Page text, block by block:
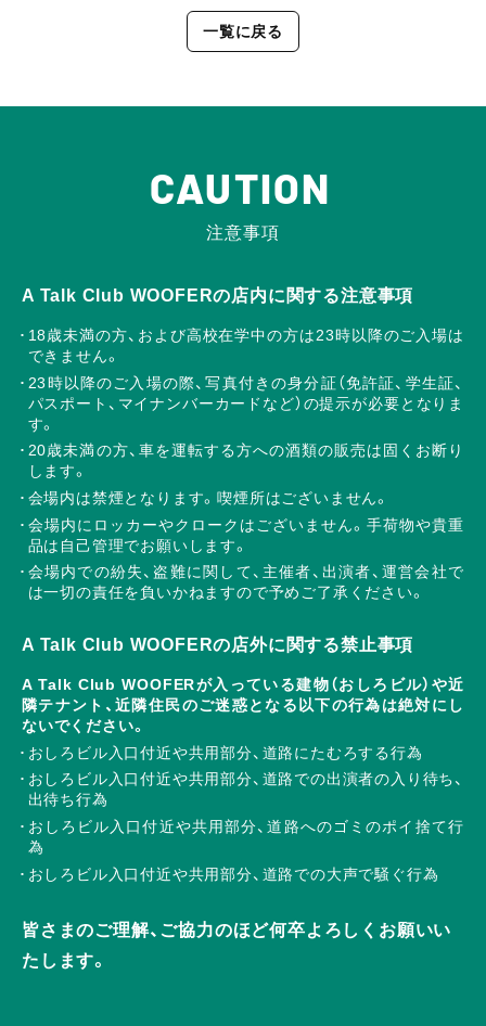
一覧に戻る
CAUTION
注意事項
A Talk Club WOOFERの店内に関する注意事項
18歳未満の方、および高校在学中の方は23時以降のご入場は
できません。
23時以降のご入場の際、写真付きの身分証（免許証、学生証、
パスポート、マイナンバーカードなど）の提示が必要となりま
す。
20歳未満の方、車を運転する方への酒類の販売は固くお断り
します。
会場内は禁煙となります。喫煙所はございません。
会場内にロッカーやクロークはございません。手荷物や貴重
品は自己管理でお願いします。
会場内での紛失、盗難に関して、主催者、出演者、運営会社で
は一切の責任を負いかねますので予めご了承ください。
A Talk Club WOOFERの店外に関する禁止事項
A Talk Club WOOFERが入っている建物（おしろビル）や近
隣テナント、近隣住民のご迷惑となる以下の行為は絶対にし
ないでください。
おしろビル入口付近や共用部分、道路にたむろする行為
おしろビル入口付近や共用部分、道路での出演者の入り待ち、
出待ち行為
おしろビル入口付近や共用部分、道路へのゴミのポイ捨て行
為
おしろビル入口付近や共用部分、道路での大声で騒ぐ行為
皆さまのご理解、ご協力のほど何卒よろしくお願いい
たします。